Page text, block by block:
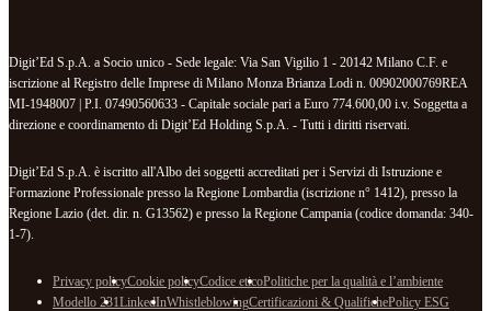
Digit’Ed S.p.A. a Socio unico - Sede legale: Via San Vigilio 1 - 20142 Milano C.F. e
iscrizione al Registro delle Imprese di Milano Monza Brianza Lodi n. 00902000769REA
MI-1948007 | P.I. 07490560633 - Capitale sociale pari a Euro 774.600,00 i.v. Soggetta a
direzione e coordinamento di Digit’Ed Holding S.p.A. - Tutti i diritti riservati.
Digit’Ed S.p.A. è iscritto all'Albo dei soggetti accreditati per i Servizi di Istruzione e
Formazione Professionale presso la Regione Lombardia (iscrizione n° 1412), presso la
Regione Lazio (det. dir. n. G13562) e presso la Regione Campania (codice domanda: 340-
1-7).
Privacy policyCookie policyCodice eticoPolitiche per la qualità e l’ambiente
Modello 231LinkedInWhistleblowingCertificazioni & QualifichePolicy ESG